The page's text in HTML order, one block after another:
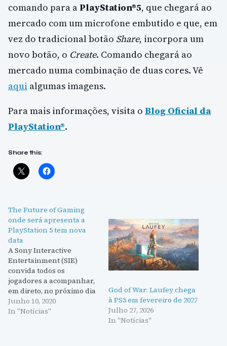
comando para aPlayStation®5, que chegará ao
mercado com um microfone embutido e que, em
vez do tradicional botão Share, incorpora um
novo botão, o Create. Comando chegará ao
mercado numa combinação de duas cores. Vê
aqui algumas imagens.
Para mais informações, visita o Blog Oficial da
PlayStation®.
Share this:
The Future of Gaming
onde será apresenta a
PlayStation 5 tem nova
data
A Sony Interactive
Entertainment (SIE)
convida todos os
jogadores a acompanhar,
em direto, no próximo dia
11 de junho, pelas 21h00, a
transmissão de “The
Junho 10, 2020
In "Notícias"
God of War: Laufey chega
à PS5 em fevereiro de 2027
Julho 27, 2026
In "Notícias"